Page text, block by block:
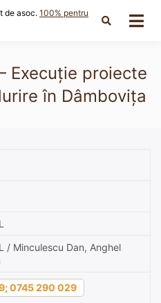
de asoc. 100% pentru
Execuție proiecte
în Dâmbovița
/ Minculescu Dan, Anghel
0745 290 029